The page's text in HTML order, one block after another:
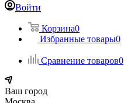
Войти
Корзина0
Избранные товары0
Сравнение товаров0
Ваш город